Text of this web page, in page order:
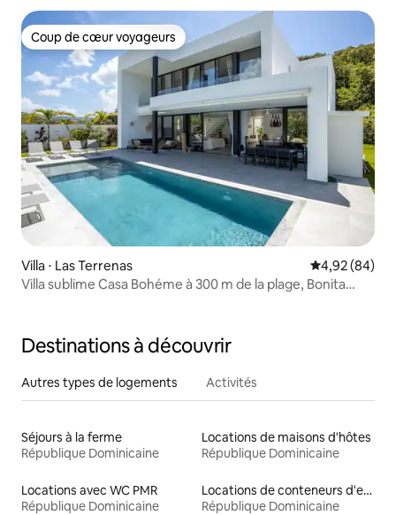
Coup de cœur voyageurs
Coup de cœur voyageurs
Villa ⋅ Las Terrenas Évaluation
4,92 (84)
Villa sublime Casa Bohéme à 300 m de la plage, Bonita
Destinations à découvrir
Autres types de logements Activités
Séjours à la ferme
République Dominicaine
Locations de maisons d'hôtes
République Dominicaine
Locations avec WC PMR
République Dominicaine
Locations de conteneurs d'expédition
République Dominicaine